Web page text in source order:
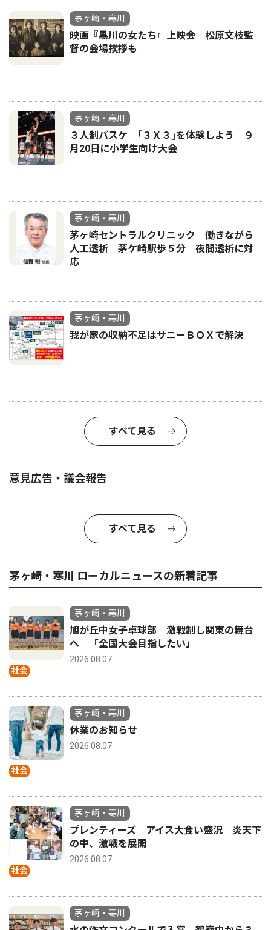
茅ヶ崎・寒川
映画『黒川の女たち』上映会 松原文枝監
督の会場挨拶も
茅ヶ崎・寒川
３人制バスケ ｢３Ｘ３｣を体験しよう ９
月20日に小学生向け大会
茅ヶ崎・寒川
茅ヶ崎セントラルクリニック 働きながら
人工透析 茅ケ崎駅歩５分 夜間透析に対
応
茅ヶ崎・寒川
我が家の収納不足はサニーＢＯＸで解決
すべて見る
意見広告・議会報告
すべて見る
茅ヶ崎・寒川 ローカルニュースの新着記事
社会
茅ヶ崎・寒川
旭が丘中女子卓球部 激戦制し関東の舞台
へ 「全国大会目指したい」
2026.08.07
社会
茅ヶ崎・寒川
休業のお知らせ
2026.08.07
社会
茅ヶ崎・寒川
プレンティーズ アイス大食い盛況 炎天下
の中、激戦を展開
2026.08.07
茅ヶ崎・寒川